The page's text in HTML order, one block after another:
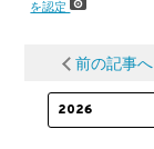
を認定
前の記事へ